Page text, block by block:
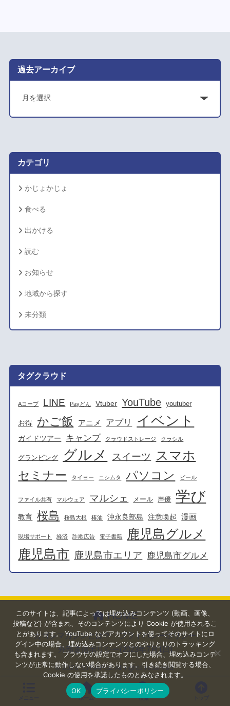
過去アーカイブ
ア
カ
カテゴリ
かじょかじょ
食べる
出かける
読む
お知らせ
地域から探す
未分類
タグクラウド
Aコープ LINE Payどん Vtuber YouTube youtuber
お得 かご飯 アニメ アプリ イベント
ガイドツアー キャンプ クラウドストレージ クラシル
グランピング グルメ スイーツ スマホ
セミナー タイヨー ニシムタ パソコン ビール
ファイル共有 マルウェア マルシェ メール 声優 学び
教育 桜島 桜島大根 椿油 沖永良部島 注意喚起 漫画
現場サポート 経済 詐欺広告 電子書籍 鹿児島グルメ
鹿児島市 鹿児島市エリア 鹿児島市グルメ
HOME
カゴシマガジンとは？
プライバシーポリシー
外部送信ポリシー(2023年7月1日)
© 2026SYNAPSEAll rights reserved.
ホーム 検索
このサイトは、記事によっては埋め込みコンテンツ (動画、画像、
投稿など) が含まれ、そのコンテンツにより Cookie が使用されるこ
とがあります。 YouTube などアカウントを使ってそのサイトにロ
グイン中の場合、埋め込みコンテンツとのやりとりのトラッキング
も含まれます。 ブラウザの設定でオフにした場合、埋め込みコンテ
ンツが正常に動作しない場合があります。引き続き閲覧する場合、
Cookie の使用を承諾したものとみなされます。
OK
プライバシーポリシー